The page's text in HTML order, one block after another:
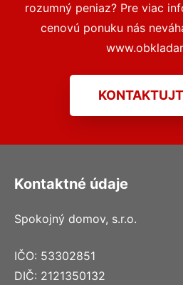
rozumný peniaz? Pre viac
cenovú ponuku nás
Kontaktné údaje
Spokojný domov, s.r.o.
IČO: 53302851
DIČ: 2121350132